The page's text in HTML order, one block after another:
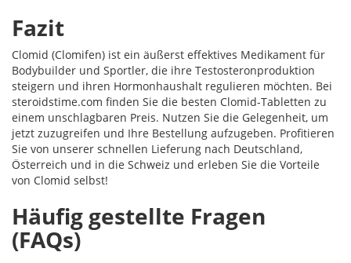
Fazit
Clomid (Clomifen) ist ein äußerst effektives Medikament für
Bodybuilder und Sportler, die ihre Testosteronproduktion
steigern und ihren Hormonhaushalt regulieren möchten. Bei
steroidstime.com finden Sie die besten Clomid-Tabletten zu
einem unschlagbaren Preis. Nutzen Sie die Gelegenheit, um
jetzt zuzugreifen und Ihre Bestellung aufzugeben. Profitieren
Sie von unserer schnellen Lieferung nach Deutschland,
Österreich und in die Schweiz und erleben Sie die Vorteile
von Clomid selbst!
Häufig gestellte Fragen
(FAQs)